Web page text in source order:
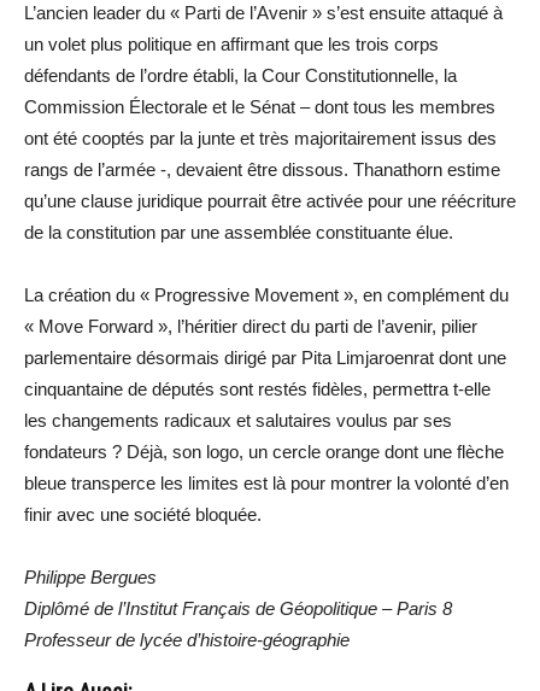
L’ancien leader du « Parti de l’Avenir » s’est ensuite attaqué à
un volet plus politique en affirmant que les trois corps
défendants de l’ordre établi, la Cour Constitutionnelle, la
Commission Électorale et le Sénat – dont tous les membres
ont été cooptés par la junte et très majoritairement issus des
rangs de l’armée -, devaient être dissous. Thanathorn estime
qu’une clause juridique pourrait être activée pour une réécriture
de la constitution par une assemblée constituante élue.
La création du « Progressive Movement », en complément du
« Move Forward », l’héritier direct du parti de l’avenir, pilier
parlementaire désormais dirigé par Pita Limjaroenrat dont une
cinquantaine de députés sont restés fidèles, permettra t-elle
les changements radicaux et salutaires voulus par ses
fondateurs ? Déjà, son logo, un cercle orange dont une flèche
bleue transperce les limites est là pour montrer la volonté d’en
finir avec une société bloquée.
Philippe Bergues
Diplômé de l’Institut Français de Géopolitique – Paris 8
Professeur de lycée d’histoire-géographie